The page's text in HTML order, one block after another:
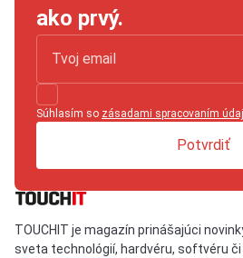
ako prvý.
Súhlasím so zásadami spracovaním
Potvrdiť
TOUCHIT je magazín prinášajúci
sveta technológií, hardvéru, softvéru